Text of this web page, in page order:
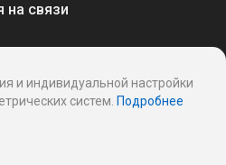
на связи
и индивидуальной настройки
систем. Подробнее